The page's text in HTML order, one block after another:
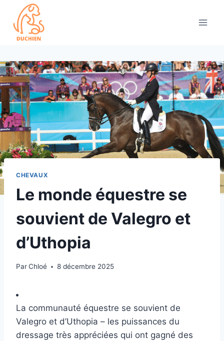
content
CHEVAUX
Le monde équestre se
souvient de Valegro et
d’Uthopia
ParChloé 8 décembre 2025
La communauté équestre se souvient de
Valegro et d’Uthopia – les puissances du
dressage très appréciées qui ont gagné des